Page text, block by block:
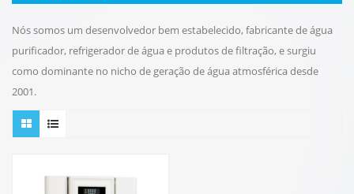
Nós somos um desenvolvedor bem estabelecido, fabricante de água
purificador, refrigerador de água e produtos de filtração, e surgiu
como dominante no nicho de geração de água atmosférica desde
2001.